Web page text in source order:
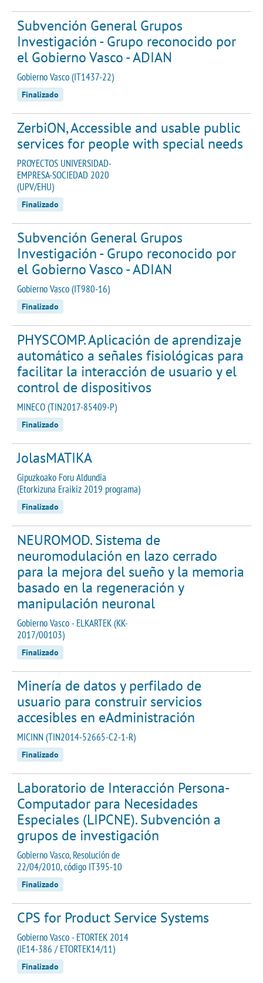
Subvención General Grupos
Investigación - Grupo reconocido por
el Gobierno Vasco - ADIAN
Gobierno Vasco (IT1437-22)
Finalizado
ZerbiON, Accessible and usable public
services for people with special needs
PROYECTOS UNIVERSIDAD-
EMPRESA-SOCIEDAD 2020
(UPV/EHU)
Finalizado
Subvención General Grupos
Investigación - Grupo reconocido por
el Gobierno Vasco - ADIAN
Gobierno Vasco (IT980-16)
Finalizado
PHYSCOMP. Aplicación de aprendizaje
automático a señales fisiológicas para
facilitar la interacción de usuario y el
control de dispositivos
MINECO (TIN2017-85409-P)
Finalizado
JolasMATIKA
Gipuzkoako Foru Aldundia
(Etorkizuna Eraikiz 2019 programa)
Finalizado
NEUROMOD. Sistema de
neuromodulación en lazo cerrado
para la mejora del sueño y la memoria
basado en la regeneración y
manipulación neuronal
Gobierno Vasco - ELKARTEK (KK-
2017/00103)
Finalizado
Minería de datos y perfilado de
usuario para construir servicios
accesibles en eAdministración
MICINN (TIN2014-52665-C2-1-R)
Finalizado
Laboratorio de Interacción Persona-
Computador para Necesidades
Especiales (LIPCNE). Subvención a
grupos de investigación
Gobierno Vasco, Resolución de
22/04/2010, código IT395-10
Finalizado
CPS for Product Service Systems
Gobierno Vasco - ETORTEK 2014
(IE14-386 / ETORTEK14/11)
Finalizado